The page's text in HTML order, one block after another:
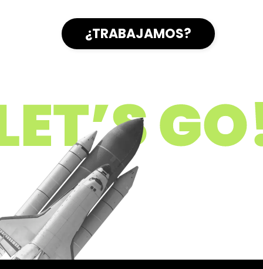
¿TRABAJAMOS?